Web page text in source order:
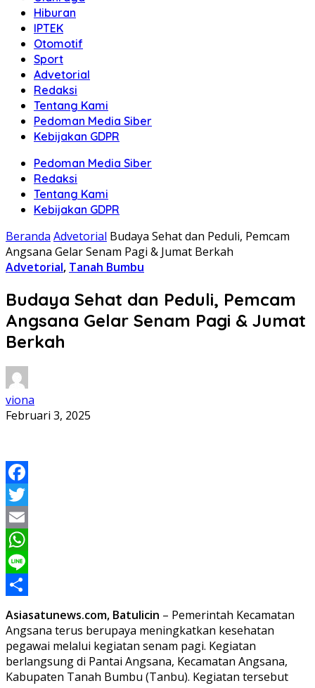
Hiburan
IPTEK
Otomotif
Sport
Advetorial
Redaksi
Tentang Kami
Pedoman Media Siber
Kebijakan GDPR
Pedoman Media Siber
Redaksi
Tentang Kami
Kebijakan GDPR
Beranda Advetorial Budaya Sehat dan Peduli, Pemcam
Angsana Gelar Senam Pagi & Jumat Berkah
Advetorial, Tanah Bumbu
Budaya Sehat dan Peduli, Pemcam
Angsana Gelar Senam Pagi & Jumat
Berkah
viona
Februari 3, 2025
Facebook
Twitter
Email
WhatsApp
Line
Share
Asiasatunews.com, Batulicin – Pemerintah Kecamatan
Angsana terus berupaya meningkatkan kesehatan
pegawai melalui kegiatan senam pagi. Kegiatan
berlangsung di Pantai Angsana, Kecamatan Angsana,
Kabupaten Tanah Bumbu (Tanbu). Kegiatan tersebut